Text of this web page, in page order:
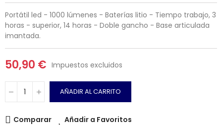
Portátil led - 1000 lúmenes - Baterías litio - Tiempo trabajo, 3
horas - superior, 14 horas - Doble gancho - Base articulada
imantada.
50,90 € Impuestos excluidos
AÑADIR AL CARRITO
Comparar Añadir a Favoritos